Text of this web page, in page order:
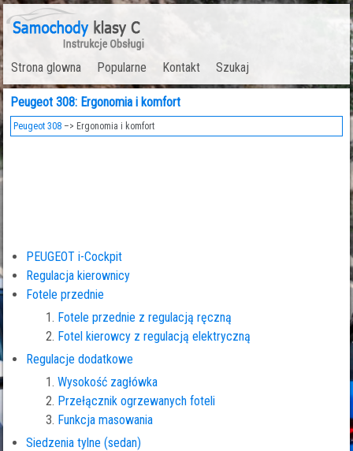
Strona glowna Popularne Kontakt Szukaj
Peugeot 308: Ergonomia i komfort
Peugeot 308 –> Ergonomia i komfort
PEUGEOT i-Cockpit
Regulacja kierownicy
Fotele przednie
Fotele przednie z regulacją ręczną
Fotel kierowcy z regulacją elektryczną
Regulacje dodatkowe
Wysokość zagłówka
Przełącznik ogrzewanych foteli
Funkcja masowania
Siedzenia tylne (sedan)